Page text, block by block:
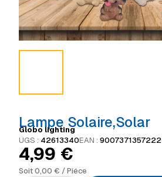
Lampe Solaire,Solar
Globo lighting
UGS : 42613340EAN : 9007371357222
4,99 €
Soit0,00 € / Piéce